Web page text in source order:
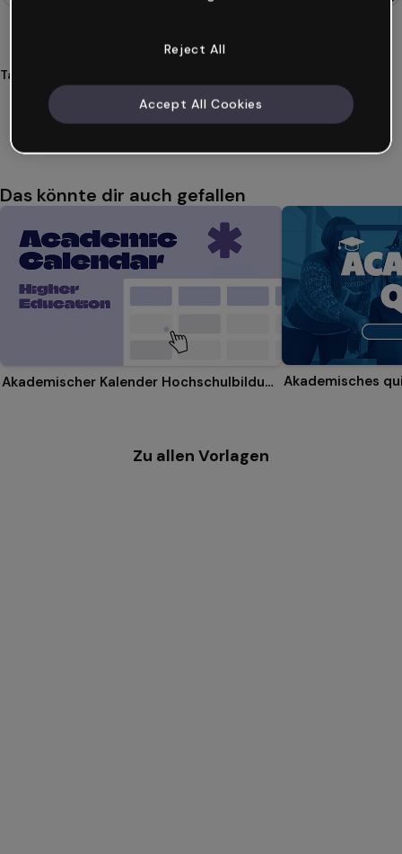
Tags
infografien
studentinnen
Mehr anzeigen (46)
Das könnte dir auch gefallen
Akademischer Kalender Hochschulbildung Akademisches
Zu allen Vorlagen
Reject All
Accept All Cookies